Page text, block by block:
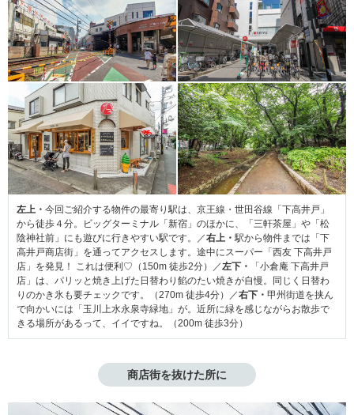
左上・ 今回ご紹介する物件の最寄り駅は、京王線・世田谷線「下高井戸」
から徒歩４分。ビッグターミナル「新宿」のほかに、「三軒茶屋」や「松
陰神社前」にも遊びに行きやすい駅です。／右上・駅から物件までは「下
高井戸商店街」を通ってアクセスします。途中にスーパー「西友 下高井戸
店」を発見！ これは便利♡（150m 徒歩2分）／左下・
「小倉庵 下高井戸
店」は、パリッと焼き上げた日替わり餡のたい焼きが自慢。同じく日替わ
りのかき氷も要チェックです。（270m 徒歩4分）／右下・ 甲州街道を挟ん
で向かいには「玉川上水永泉寺緑地」が。近所に緑を感じながらお散歩で
きる場所があるって、イイですね。（200m 徒歩3分）
商店街を抜けた所に